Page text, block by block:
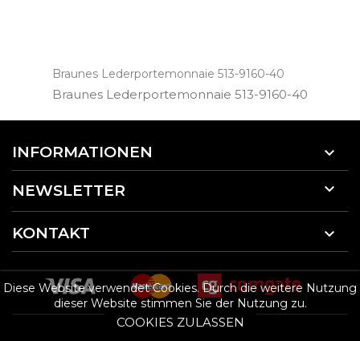
Braunes Lederportemonnaie 513-9160-40
Braunes Lederportemonnaie 513­-9160­-40
INFORMATIONEN 
NEWSLETTER 
KONTAKT 
Diese Website verwendet Cookies. Durch die weitere Nutzung
dieser Website stimmen Sie der Nutzung zu.
COOKIES ZULASSEN